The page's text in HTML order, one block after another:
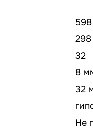
598
298
32
8
32
Не